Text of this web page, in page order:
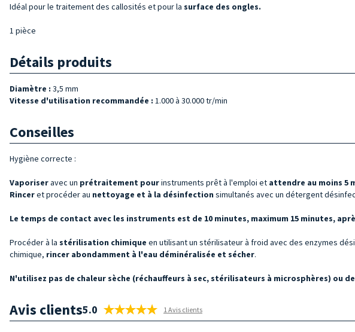
Idéal pour le traitement des callosités et pour la surface des ongles.
1 pièce
Détails produits
Diamètre : 3,5 mm
Vitesse d'utilisation recommandée : 1.000 à 30.000 tr/min
Conseilles
Hygiène correcte :
Vaporiseravec un prétraitement pourinstruments prêt à l'emploi et attendre au moins 5
Rinceret procéder au nettoyage et à la désinfection simultanés avec un détergent
Le temps de contact avec les instruments est de 10 minutes, maximum 15 minutes,
Procéder à la stérilisation chimique en utilisant un stérilisateur à froid avec des enzymes
chimique, rincer abondamment à l'eau déminéralisée et sécher.
N'utilisez pas de chaleur sèche (réchauffeurs à sec, stérilisateurs à microsphères) ou
Avis clients5.0 1 Avis clients